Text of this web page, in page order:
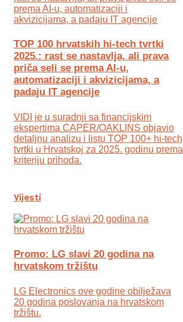
TOP 100 hrvatskih hi-tech tvrtki
2025.: rast se nastavlja, ali prava
priča seli se prema AI-u,
automatizaciji i akvizicijama, a
padaju IT agencije
VIDI je u suradnji sa financijskim
ekspertima CAPER/OAKLINS objavio
detaljnu analizu i listu TOP 100+ hi-tech
tvrtki u Hrvatskoj za 2025. godinu prema
kriteriju prihoda.
Vijesti
Promo: LG slavi 20 godina na
hrvatskom tržištu
LG Electronics ove godine obilježava
20 godina poslovanja na hrvatskom
tržištu.